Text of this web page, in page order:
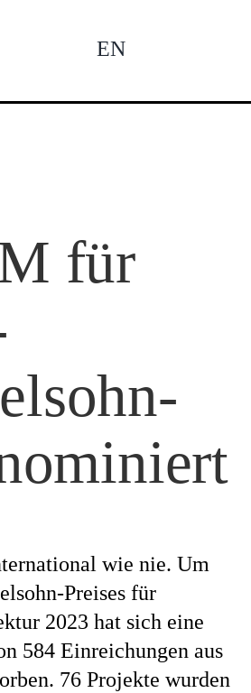
EN
für
wie nie. Um
Preises für
2023 hat sich eine
584 Einreichungen aus
76 Projekte wurden